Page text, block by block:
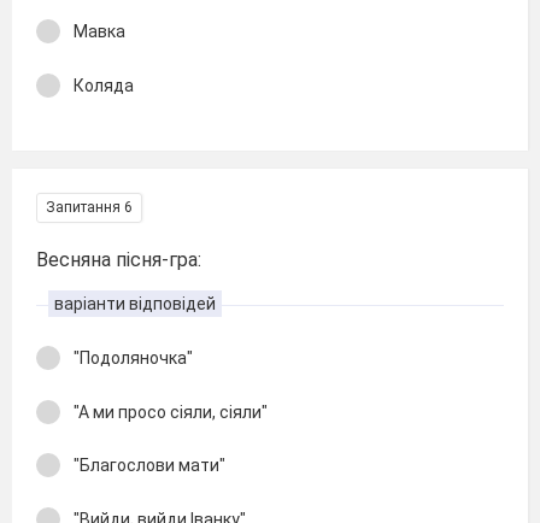
Мавка
Коляда
Запитання 6
Весняна пісня-гра:
варіанти відповідей
"Подоляночка"
"А ми просо сіяли, сіяли"
"Благослови мати"
"Вийди, вийди Іванку"